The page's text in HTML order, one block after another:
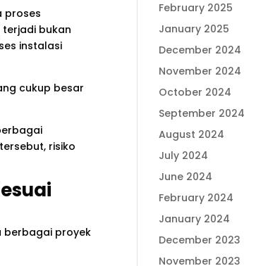
proses
bukan
instalasi
cukup besar
risiko
berbagai proyek
February 2025
January 2025
December 2024
November 2024
October 2024
September 2024
August 2024
July 2024
June 2024
February 2024
January 2024
December 2023
November 2023